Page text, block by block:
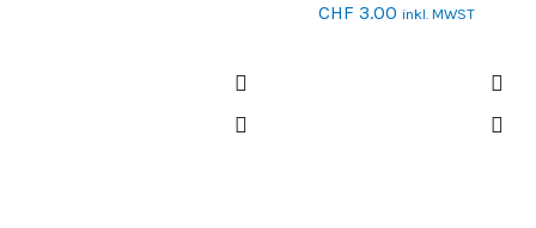
CHF 3.00 inkl. MWST